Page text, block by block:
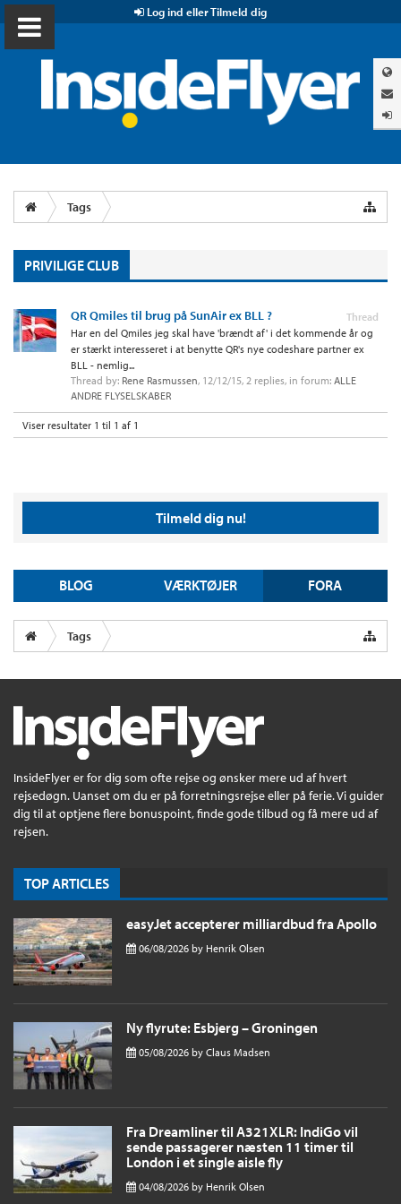
Log ind eller Tilmeld dig
Tags
PRIVILIGE CLUB
Thread
QR Qmiles til brug på SunAir ex BLL ?
Har en del Qmiles jeg skal have 'brændt af' i det kommende år og
er stærkt interesseret i at benytte QR's nye codeshare partner ex
BLL - nemlig...
Thread by: Rene Rasmussen, 12/12/15, 2 replies, in forum: ALLE
ANDRE FLYSELSKABER
Viser resultater 1 til 1 af 1
Tilmeld dig nu!
BLOG VÆRKTØJER FORA
Tags
InsideFlyer er for dig som ofte rejse og ønsker mere ud af hvert
rejsedøgn. Uanset om du er på forretningsrejse eller på ferie. Vi guider
dig til at optjene flere bonuspoint, finde gode tilbud og få mere ud af
rejsen.
TOP ARTICLES
easyJet accepterer milliardbud fra Apollo
06/08/2026 by Henrik Olsen
Ny flyrute: Esbjerg – Groningen
05/08/2026 by Claus Madsen
Fra Dreamliner til A321XLR: IndiGo vil
sende passagerer næsten 11 timer til
London i et single aisle fly
04/08/2026 by Henrik Olsen